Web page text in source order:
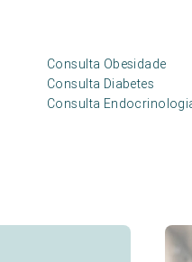
Consulta Obesidade
Consulta Diabetes
Consulta